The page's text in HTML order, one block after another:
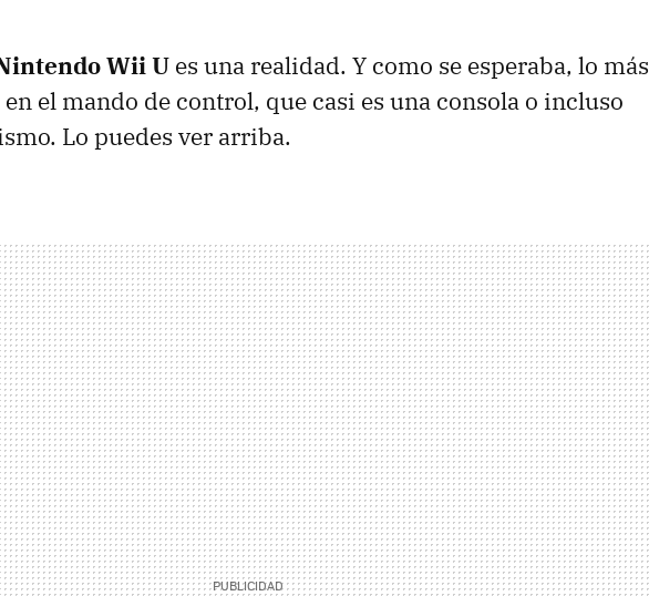
Wii U es una realidad. Y como se esperaba, lo más
el mando de control, que casi es una consola o incluso
Lo puedes ver arriba.